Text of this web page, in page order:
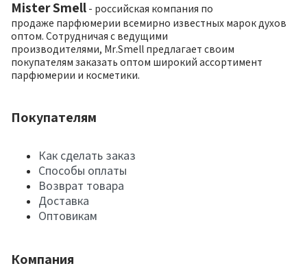
Mister Smell - российская компания по
продаже парфюмерии всемирно известных марок духов
оптом. Сотрудничая с ведущими
производителями, Mr.Smell предлагает своим
покупателям заказать оптом широкий ассортимент
парфюмерии и косметики.
Покупателям
Как сделать заказ
Способы оплаты
Возврат товара
Доставка
Оптовикам
Компания